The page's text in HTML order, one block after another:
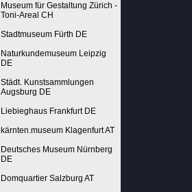
Museum für Gestaltung Zürich -
Toni-Areal CH
Stadtmuseum Fürth DE
Naturkundemuseum Leipzig
DE
Städt. Kunstsammlungen
Augsburg DE
Liebieghaus Frankfurt DE
kärnten.museum Klagenfurt AT
Deutsches Museum Nürnberg
DE
Domquartier Salzburg AT